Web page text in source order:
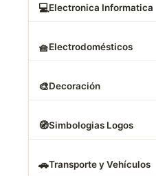
💻Electronica Informatica
🧺Electrodomésticos
🎨Decoración
🧭Simbologias Logos
🚗Transporte y Vehículos